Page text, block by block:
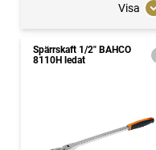
Visa
Spärrskaft 1/2" BAHCO
8110H ledat